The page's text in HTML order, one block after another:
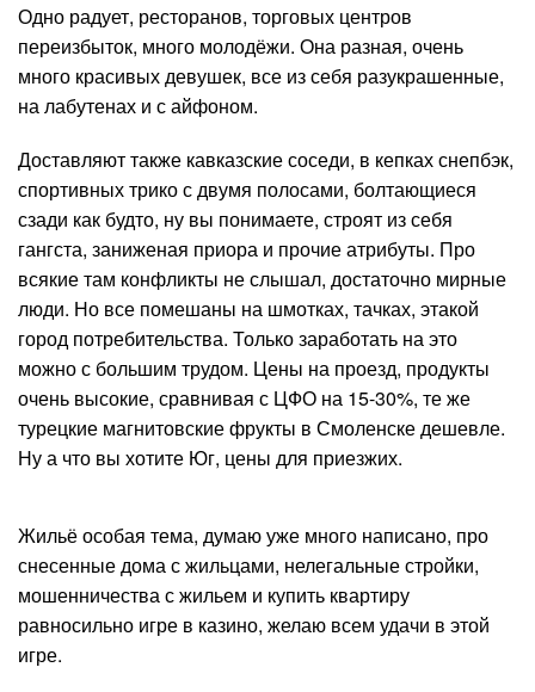
Одно радует, ресторанов, торговых центров
переизбыток, много молодёжи. Она разная, очень
много красивых девушек, все из себя разукрашенные,
на лабутенах и с айфоном.
Доставляют также кавказские соседи, в кепках снепбэк,
спортивных трико с двумя полосами, болтающиеся
сзади как будто, ну вы понимаете, строят из себя
гангста, заниженая приора и прочие атрибуты. Про
всякие там конфликты не слышал, достаточно мирные
люди. Но все помешаны на шмотках, тачках, этакой
город потребительства. Только заработать на это
можно с большим трудом. Цены на проезд, продукты
очень высокие, сравнивая с ЦФО на 15-30%, те же
турецкие магнитовские фрукты в Смоленске дешевле.
Ну а что вы хотите Юг, цены для приезжих.
Жильё особая тема, думаю уже много написано, про
снесенные дома с жильцами, нелегальные стройки,
мошенничества с жильем и купить квартиру
равносильно игре в казино, желаю всем удачи в этой
игре.